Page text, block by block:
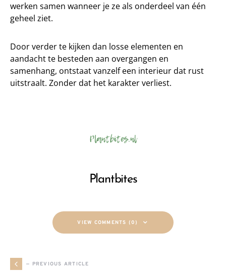
werken samen wanneer je ze als onderdeel van één
geheel ziet.
Door verder te kijken dan losse elementen en
aandacht te besteden aan overgangen en
samenhang, ontstaat vanzelf een interieur dat rust
uitstraalt. Zonder dat het karakter verliest.
Plantbites
VIEW COMMENTS (0)
— PREVIOUS ARTICLE